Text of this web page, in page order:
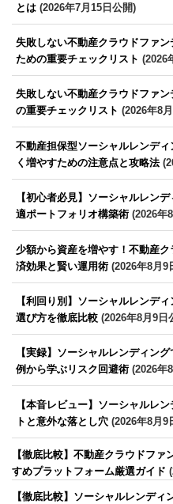
とは (2026年7月15日公開)
失敗しない不動産クラウドファ
ための重要チェックリスト (2026
失敗しない不動産クラウドファ
の重要チェックリスト (2026年8
不動産担保型ソーシャルレンデ
く増やすための注意点と攻略法
【初心者必見】ソーシャルレン
適ポートフォリオ構築術 (2026年
少額から資産を増やす！不動産
済効果と賢い運用術 (2026年8月9
【利回り別】ソーシャルレンデ
選び方を徹底比較 (2026年8月9日
【実録】ソーシャルレンディン
例から学ぶリスク回避術 (2026年
【本音レビュー】ソーシャルレ
トと意外な落とし穴 (2026年8月9
【徹底比較】不動産クラウドフ
すめプラットフォーム厳選ガイド
【徹底比較】ソーシャルレンデ